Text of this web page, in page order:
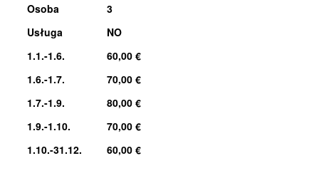
Osoba
3
Usługa
NO
1.1.-1.6.
60,00 €
1.6.-1.7.
70,00 €
1.7.-1.9.
80,00 €
1.9.-1.10.
70,00 €
1.10.-31.12.
60,00 €